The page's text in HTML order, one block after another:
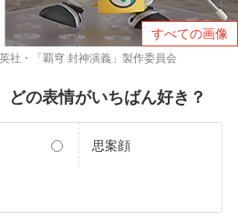
すべての画像
社・「覇穹 封神演義」製作委員会